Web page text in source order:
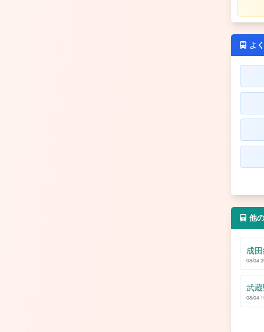
よ
他
成
08/04
武
08/04